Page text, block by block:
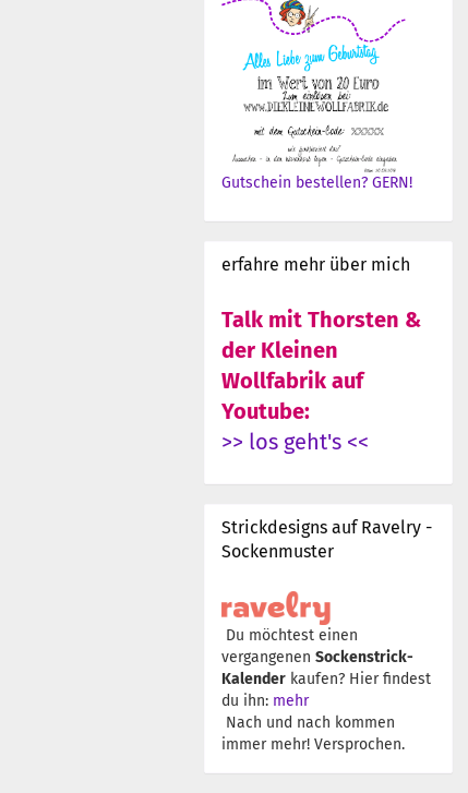
Gutschein bestellen? GERN!
erfahre mehr über mich
Talk mit Thorsten &
der Kleinen
Wollfabrik auf
Youtube:
>> los geht's <<
Strickdesigns auf Ravelry -
Sockenmuster
Du möchtest einen
vergangenen Sockenstrick-
Kalender kaufen? Hier findest
du ihn: mehr
Nach und nach kommen
immer mehr! Versprochen.